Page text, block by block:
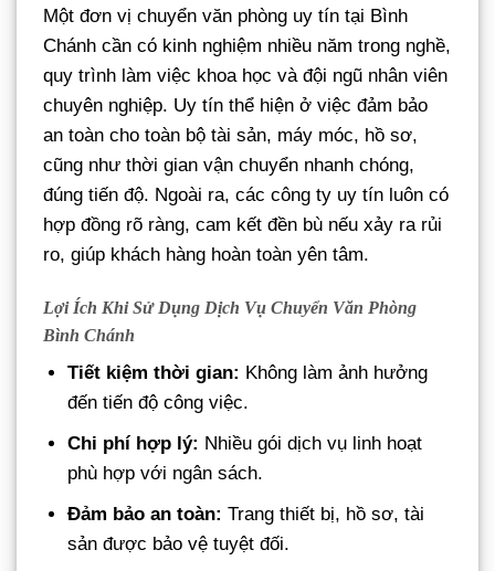
Một đơn vị chuyển văn phòng uy tín tại Bình
Chánh cần có kinh nghiệm nhiều năm trong nghề,
quy trình làm việc khoa học và đội ngũ nhân viên
chuyên nghiệp. Uy tín thể hiện ở việc đảm bảo
an toàn cho toàn bộ tài sản, máy móc, hồ sơ,
cũng như thời gian vận chuyển nhanh chóng,
đúng tiến độ. Ngoài ra, các công ty uy tín luôn có
hợp đồng rõ ràng, cam kết đền bù nếu xảy ra rủi
ro, giúp khách hàng hoàn toàn yên tâm.
Lợi Ích Khi Sử Dụng Dịch Vụ Chuyển Văn Phòng
Bình Chánh
Tiết kiệm thời gian: Không làm ảnh hưởng
đến tiến độ công việc.
Chi phí hợp lý: Nhiều gói dịch vụ linh hoạt
phù hợp với ngân sách.
Đảm bảo an toàn: Trang thiết bị, hồ sơ, tài
sản được bảo vệ tuyệt đối.